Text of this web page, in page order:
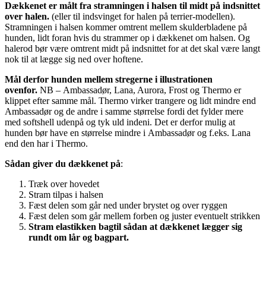
Dækkenet er målt fra stramningen i halsen til midt på indsnittet
over halen. (eller til indsvinget for halen på terrier-modellen).
Stramningen i halsen kommer omtrent mellem skulderbladene på
hunden, lidt foran hvis du strammer op i dækkenet om halsen. Og
halerod bør være omtrent midt på indsnittet for at det skal være langt
nok til at lægge sig ned over hoftene.
Mål derfor hunden mellem stregerne i illustrationen
ovenfor. NB – Ambassadør, Lana, Aurora, Frost og Thermo er
klippet efter samme mål. Thermo virker trangere og lidt mindre end
Ambassadør og de andre i samme størrelse fordi det fylder mere
med softshell udenpå og tyk uld indeni. Det er derfor mulig at
hunden bør have en størrelse mindre i Ambassadør og f.eks. Lana
end den har i Thermo.
Sådan giver du dækkenet på:
Træk over hovedet
Stram tilpas i halsen
Fæst delen som går ned under brystet og over ryggen
Fæst delen som går mellem forben og juster eventuelt strikken
Stram elastikken bagtil sådan at dækkenet lægger sig
rundt om lår og bagpart.